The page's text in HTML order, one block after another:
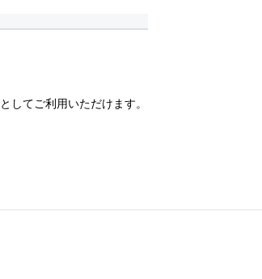
してご利用いただけます。